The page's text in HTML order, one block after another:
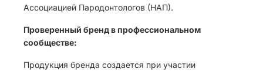
Ассоциацией Пародонтологов (НАП).
Проверенный бренд в профессиональном
сообществе:
Продукция бренда создается при участии